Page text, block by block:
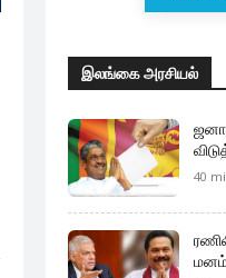
இலங்கை அரசியல்
40
மனம்